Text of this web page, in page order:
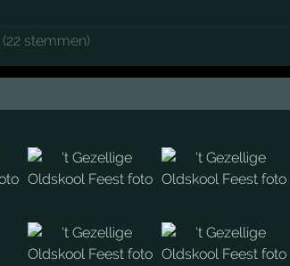
(22 stemmen)